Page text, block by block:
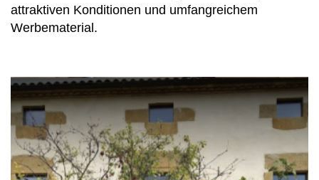
attraktiven Konditionen und umfangreichem
Werbematerial.